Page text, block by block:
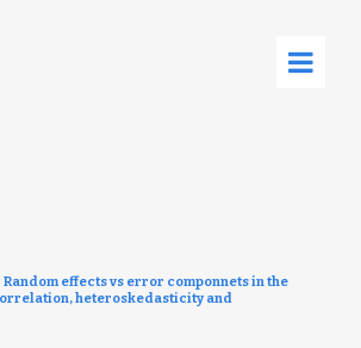
Random effects vs error componnets in the
heteroskedasticity and